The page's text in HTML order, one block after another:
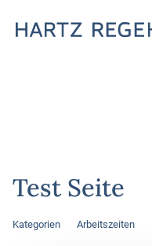
Test Seite
Kategorien Arbeitszeiten